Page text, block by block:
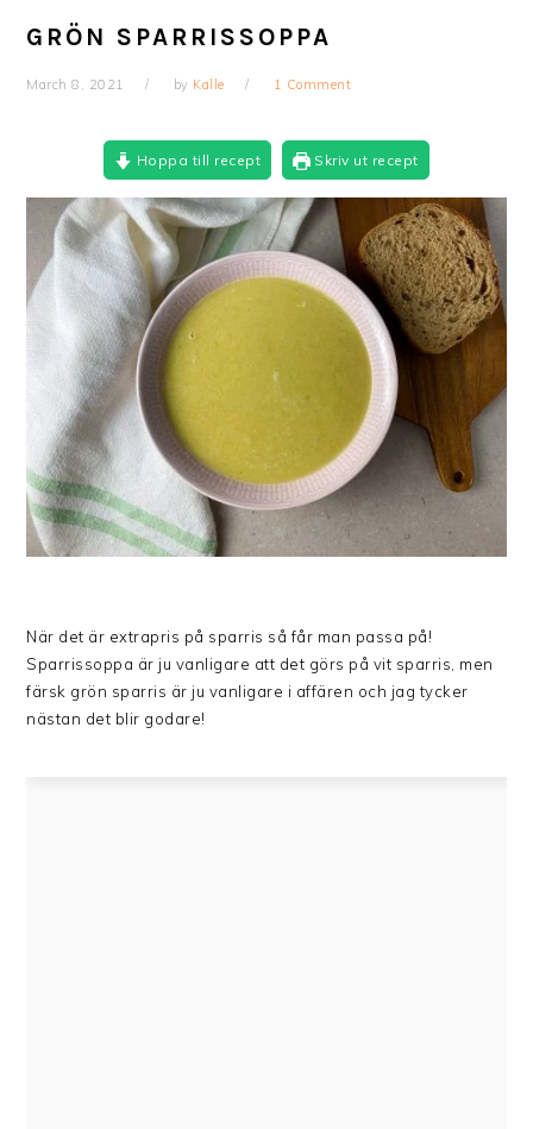
GRÖN SPARRISSOPPA
March 8, 2021 by Kalle 1 Comment
Hoppa till recept Skriv ut recept
När det är extrapris på sparris så får man passa på!
Sparrissoppa är ju vanligare att det görs på vit sparris, men
färsk grön sparris är ju vanligare i affären och jag tycker
nästan det blir godare!